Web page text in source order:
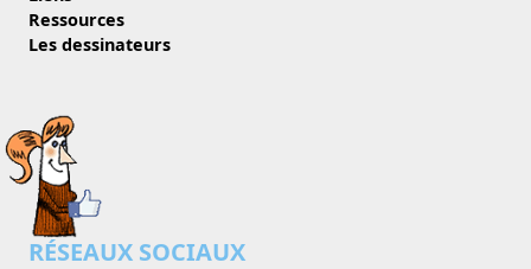
Ressources
Les dessinateurs
RÉSEAUX SOCIAUX